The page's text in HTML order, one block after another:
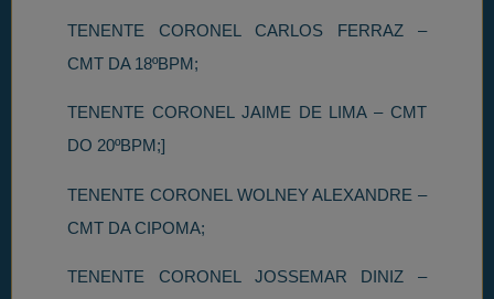
TENENTE CORONEL CARLOS FERRAZ –
CMT DA 18ºBPM;
TENENTE CORONEL JAIME DE LIMA – CMT
DO 20ºBPM;]
TENENTE CORONEL WOLNEY ALEXANDRE –
CMT DA CIPOMA;
TENENTE CORONEL JOSSEMAR DINIZ –